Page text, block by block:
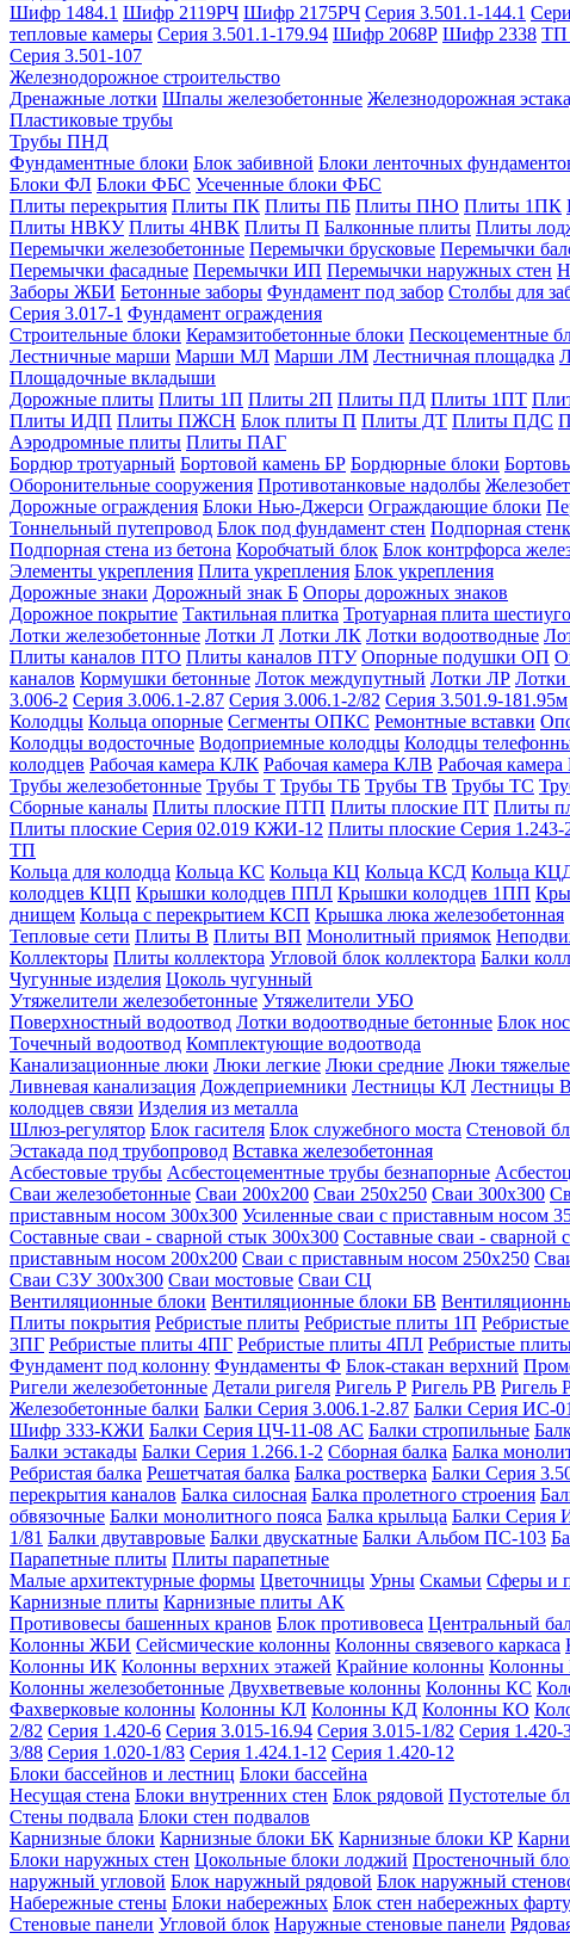
Шифр 1484.1 Шифр 2119РЧ Шифр 2175РЧ Серия 3.501.1-144.1
тепловые камеры Серия 3.501.1-179.94 Шифр 2068Р Шифр 2338 ТП
Серия 3.501-107
Железнодорожное строительство
Дренажные лотки Шпалы железобетонные Железнодорожная
Пластиковые трубы
Трубы ПНД
Фундаментные блоки Блок забивной Блоки ленточных
Блоки ФЛ Блоки ФБС Усеченные блоки ФБС
Плиты перекрытия Плиты ПК Плиты ПБ Плиты ПНО Плиты 1ПК
Плиты НВКУ Плиты 4НВК Плиты П Балконные плиты Плиты
Перемычки железобетонные Перемычки брусковые Перемычки
Перемычки фасадные Перемычки ИП Перемычки наружных стен
Заборы ЖБИ Бетонные заборы Фундамент под забор Столбы для
Серия 3.017-1 Фундамент ограждения
Строительные блоки Керамзитобетонные блоки Пескоцементные
Лестничные марши Марши МЛ Марши ЛМ Лестничная площадка
Площадочные вкладыши
Дорожные плиты Плиты 1П Плиты 2П Плиты ПД Плиты 1ПТ
Плиты ИДП Плиты ПЖСН Блок плиты П Плиты ДТ Плиты ПДС
Аэродромные плиты Плиты ПАГ
Бордюр тротуарный Бортовой камень БР Бордюрные блоки
Оборонительные сооружения Противотанковые надолбы
Дорожные ограждения Блоки Нью-Джерси Ограждающие блоки
Тоннельный путепровод Блок под фундамент стен Подпорная
Подпорная стена из бетона Коробчатый блок Блок контрфорса
Элементы укрепления Плита укрепления Блок укрепления
Дорожные знаки Дорожный знак Б Опоры дорожных знаков
Дорожное покрытие Тактильная плитка Тротуарная плита
Лотки железобетонные Лотки Л Лотки ЛК Лотки водоотводные
Плиты каналов ПТО Плиты каналов ПТУ Опорные подушки ОП
каналов Кормушки бетонные Лоток междупутный Лотки ЛР
3.006-2 Серия 3.006.1-2.87 Серия 3.006.1-2/82 Серия 3.501.9-181.95м
Колодцы Кольца опорные Сегменты ОПКС Ремонтные вставки
Колодцы водосточные Водоприемные колодцы Колодцы
колодцев Рабочая камера КЛК Рабочая камера КЛВ Рабочая
Трубы железобетонные Трубы Т Трубы ТБ Трубы ТВ Трубы ТС
Сборные каналы Плиты плоские ПТП Плиты плоские ПТ Плиты
Плиты плоские Серия 02.019 КЖИ-12 Плиты плоские Серия 1.243-
ТП
Кольца для колодца Кольца КС Кольца КЦ Кольца КСД Кольца
колодцев КЦП Крышки колодцев ППЛ Крышки колодцев 1ПП
днищем Кольца с перекрытием КСП Крышка люка железобетонная
Тепловые сети Плиты В Плиты ВП Монолитный приямок
Коллекторы Плиты коллектора Угловой блок коллектора Балки
Чугунные изделия Цоколь чугунный
Утяжелители железобетонные Утяжелители УБО
Поверхностный водоотвод Лотки водоотводные бетонные Блок
Точечный водоотвод Комплектующие водоотвода
Канализационные люки Люки легкие Люки средние Люки тяжелые
Ливневая канализация Дождеприемники Лестницы КЛ Лестницы
колодцев связи Изделия из металла
Шлюз-регулятор Блок гасителя Блок служебного моста Стеновой
Эстакада под трубопровод Вставка железобетонная
Асбестовые трубы Асбестоцементные трубы безнапорные
Сваи железобетонные Сваи 200х200 Сваи 250х250 Сваи 300х300
приставным носом 300х300 Усиленные сваи с приставным носом
Составные сваи - сварной стык 300х300 Составные сваи - сварной
приставным носом 200х200 Сваи с приставным носом 250х250
Сваи С3У 300х300 Сваи мостовые Сваи СЦ
Вентиляционные блоки Вентиляционные блоки БВ
Плиты покрытия Ребристые плиты Ребристые плиты 1П
3ПГ Ребристые плиты 4ПГ Ребристые плиты 4ПЛ Ребристые
Фундамент под колонну Фундаменты Ф Блок-стакан верхний
Ригели железобетонные Детали ригеля Ригель Р Ригель РВ Ригель
Железобетонные балки Балки Серия 3.006.1-2.87 Балки Серия ИС-
Шифр 333-КЖИ Балки Серия ЦЧ-11-08 АС Балки стропильные
Балки эстакады Балки Серия 1.266.1-2 Сборная балка Балка
Ребристая балка Решетчатая балка Балка ростверка Балки Серия
перекрытия каналов Балка силосная Балка пролетного строения
обвязочные Балки монолитного пояса Балка крыльца Балки Серия
1/81 Балки двутавровые Балки двускатные Балки Альбом ПС-103
Парапетные плиты Плиты парапетные
Малые архитектурные формы Цветочницы Урны Скамьи Сферы и
Карнизные плиты Карнизные плиты АК
Противовесы башенных кранов Блок противовеса Центральный
Колонны ЖБИ Сейсмические колонны Колонны связевого каркаса
Колонны ИК Колонны верхних этажей Крайние колонны
Колонны железобетонные Двухветвевые колонны Колонны КС
Фахверковые колонны Колонны КЛ Колонны КД Колонны КО
2/82 Серия 1.420-6 Серия 3.015-16.94 Серия 3.015-1/82 Серия 1.420-
3/88 Серия 1.020-1/83 Серия 1.424.1-12 Серия 1.420-12
Блоки бассейнов и лестниц Блоки бассейна
Несущая стена Блоки внутренних стен Блок рядовой Пустотелые
Стены подвала Блоки стен подвалов
Карнизные блоки Карнизные блоки БК Карнизные блоки КР
Блоки наружных стен Цокольные блоки лоджий Простеночный
наружный угловой Блок наружный рядовой Блок наружный
Набережные стены Блоки набережных Блок стен набережных
Стеновые панели Угловой блок Наружные стеновые панели